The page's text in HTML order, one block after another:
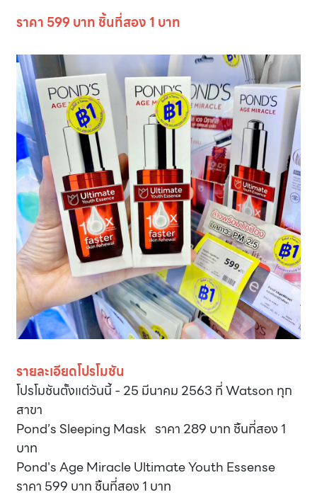
ราคา 599 บาท ชิ้นที่สอง 1 บาท
รายละเอียดโปรโมชัน
โปรโมชันตั้งแต่วันนี้ - 25 มีนาคม 2563 ที่ Watson ทุก
สาขา
Pond’s Sleeping Mask ราคา 289 บาท ชิ้นที่สอง 1
บาท
Pond's Age Miracle Ultimate Youth Essense
ราคา 599 บาท ชิ้นที่สอง 1 บาท